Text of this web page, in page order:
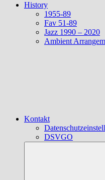
History
1955-89
Fav 51-89
Jazz 1990 – 2020
Ambient
Kontakt
DSVGO